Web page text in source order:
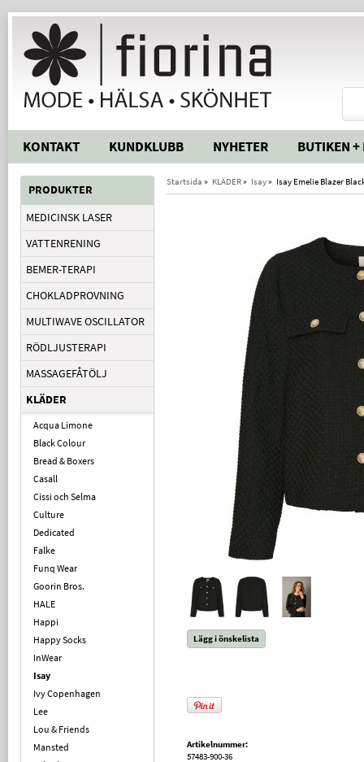
KONTAKT KUNDKLUBB NYHETER BUTIKEN +
PRODUKTER
MEDICINSK LASER
VATTENRENING
BEMER-TERAPI
CHOKLADPROVNING
MULTIWAVE OSCILLATOR
RÖDLJUSTERAPI
MASSAGEFÅTÖLJ
KLÄDER
Acqua Limone
Black Colour
Bread & Boxers
Casall
Cissi och Selma
Culture
Dedicated
Falke
Funq Wear
Goorin Bros.
HALE
Happi
Happy Socks
InWear
Isay
Ivy Copenhagen
Lee
Lou & Friends
Mansted
Startsida » KLÄDER» Isay» Isay Emelie Blazer
Lägg i önskelista
Artikelnummer:
57483-900-36